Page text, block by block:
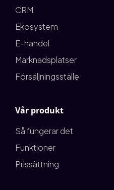
CRM
Ekosystem
E-handel
Marknadsplatser
Försäljningsställe
Vår produkt
Så fungerar det
Funktioner
Prissättning